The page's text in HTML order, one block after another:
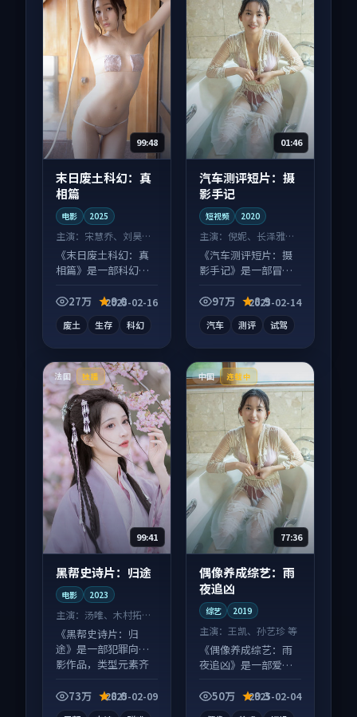
99:48
末日废土科幻：真
相篇
电影 2025
主演： 宋慧乔、刘昊然
等
《末日废土科幻：真
相篇》是一部科幻向
长为内核，情感戏份
27万 9.0
2025-02-16
废土 生存 科幻
01:46
汽车测评短片：摄
影手记
短视频 2020
主演：倪妮、长泽雅美
等
《汽车测评短片：摄
影手记》是一部冒险
讨论度高，适合配弹
97万 8.9
2025-02-14
汽车 测评 试驾
法国 独播
99:41
黑帮史诗片：归途
电影 2023
主演： 汤唯、木村拓哉
等
《黑帮史诗片：归
途》是一部犯罪向电
影作品，类型元素齐
沓。73万 8.0
2025-02-09
中国 连载中
77:36
偶像养成综艺：雨
夜追凶
综艺 2019
主演： 王凯、孙艺珍 等
《偶像养成综艺：雨
夜追凶》是一部爱情
蛋别错过，字幕区常
50万 9.3
2025-02-04